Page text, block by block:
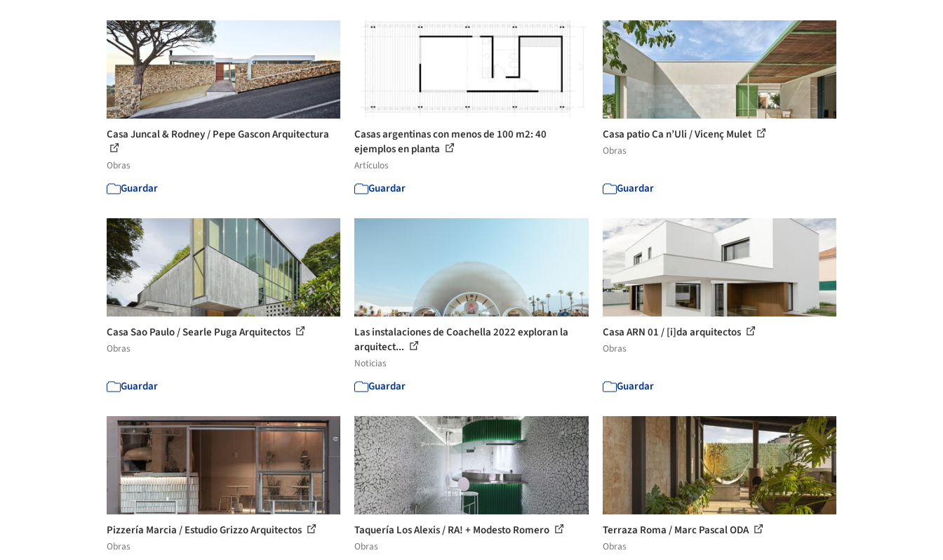
Casa Juncal & Rodney / Pepe Gascon Arquitectura
Obras
Guardar
Casas argentinas con menos de 100 m2: 40
ejemplos en planta
Artículos
Guardar
Casa patio Ca n’Uli / Vicenç Mulet
Obras
Guardar
Casa Sao Paulo / Searle Puga Arquitectos
Obras
Guardar
Las instalaciones de Coachella 2022 exploran la
arquitect...
Noticias
Guardar
Casa ARN 01 / [i]da arquitectos
Obras
Guardar
Pizzería Marcia / Estudio Grizzo Arquitectos
Obras
Taquería Los Alexis / RA! + Modesto Romero
Obras
Terraza Roma / Marc Pascal ODA
Obras